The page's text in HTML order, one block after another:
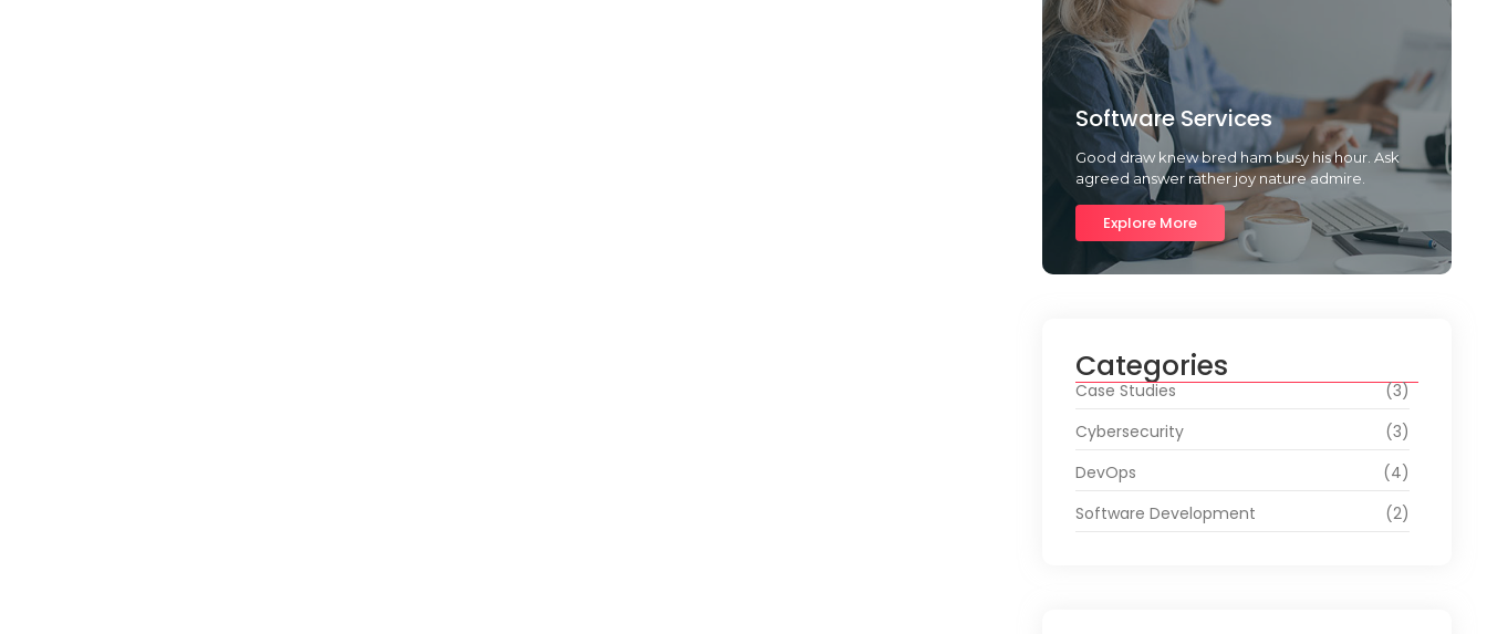
Software Services
Good draw knew bred ham busy his hour. Ask
agreed answer rather joy nature admire.
Explore More
Categories
Case Studies
(3)
Cybersecurity
(3)
DevOps
(4)
Software Development
(2)